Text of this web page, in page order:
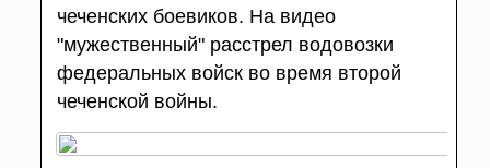
чеченских боевиков. На видео
"мужественный" расстрел водовозки
федеральных войск во время второй
чеченской войны.